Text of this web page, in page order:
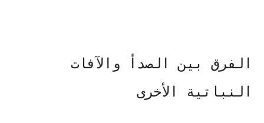
الفرق بين الصدأ والآفات
النباتية الأخرى